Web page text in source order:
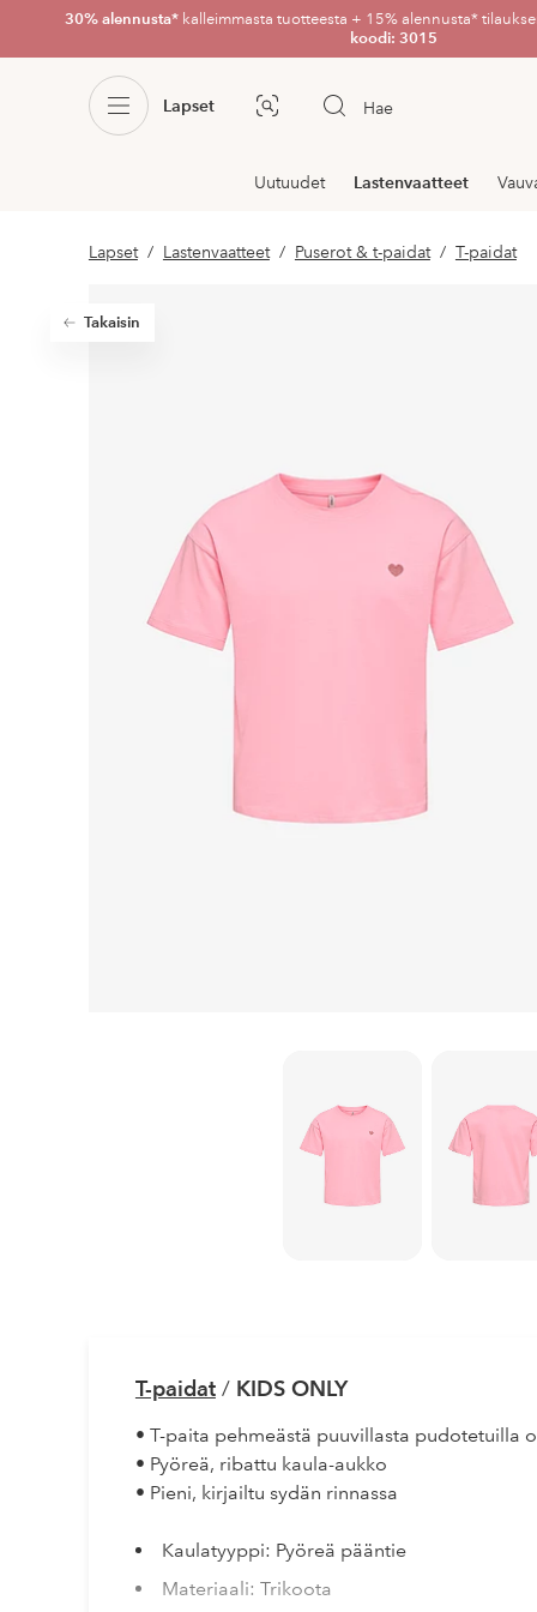
30% alennusta* kalleimmasta tuotteesta + 15% alennusta*
koodi: 3015
Lapset Kuvahaku Hae
osastoilla
Uutuudet Lastenvaatteet
Lapset Lastenvaatteet Puserot & t-paidat T-paidat
Takaisin
T-paidat/ KIDS ONLY
• T-paita pehmeästä puuvillasta pudotetuilla
• Pyöreä, ribattu kaula-aukko
• Pieni, kirjailtu sydän rinnassa
Kaulatyyppi: Pyöreä pääntie
Materiaali: Trikoota